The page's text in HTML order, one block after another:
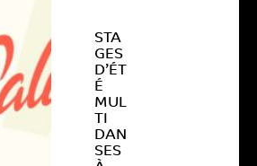
STA
GES
D’ÉT
É
MUL
TI
DAN
SES